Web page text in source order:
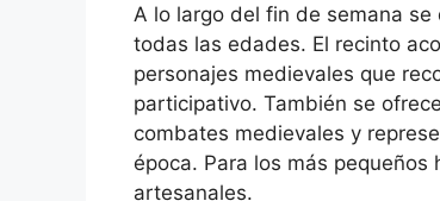
A lo largo del fin de semana
todas las edades. El recinto
personajes medievales que
participativo. También se
combates medievales y
época. Para los más
artesanales.